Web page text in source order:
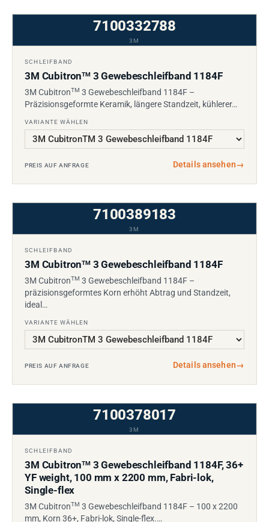
7100332788
3M
SCHLEIFBAND
3M CubitronTM3 Gewebeschleifband 1184F
3M CubitronTM 3 Gewebeschleifband 1184F –
Präzisionsgeformte Keramik, längere Standzeit, kühlerer…
VARIANTE WÄHLEN
PREIS AUF ANFRAGE Details ansehen→
7100389183
3M
SCHLEIFBAND
3M CubitronTM3 Gewebeschleifband 1184F
3M CubitronTM 3 Gewebeschleifband 1184F –
präzisionsgeformtes Korn erhöht Abtrag und Standzeit,
ideal…
VARIANTE WÄHLEN
PREIS AUF ANFRAGE Details ansehen→
7100378017
3M
SCHLEIFBAND
3M CubitronTM3 Gewebeschleifband 1184F, 36+
YF weight, 100 mm x 2200 mm, Fabri-lok,
Single-flex
3M CubitronTM 3 Gewebeschleifband 1184F – 100 x 2200
mm, Korn 36+, Fabri-lok, Single-flex.…